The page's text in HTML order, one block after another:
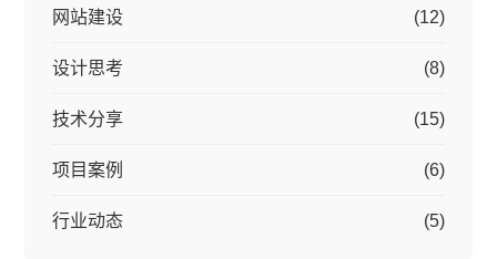
网站建设 (12)
设计思考 (8)
技术分享 (15)
项目案例 (6)
行业动态 (5)